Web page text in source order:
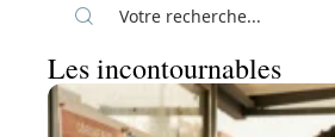
Les incontournables